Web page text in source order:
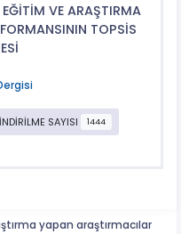
VE ARAŞTIRMA
TOPSİS
SAYISI 1444
yapan araştırmacılar